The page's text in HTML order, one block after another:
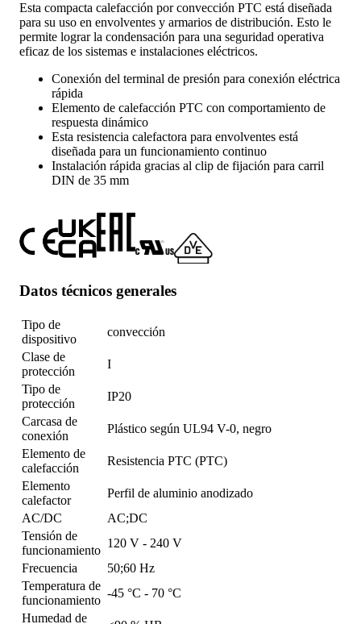
Esta compacta calefacción por convección PTC está diseñada
para su uso en envolventes y armarios de distribución. Esto le
permite lograr la condensación para una seguridad operativa
eficaz de los sistemas e instalaciones eléctricos.
Conexión del terminal de presión para conexión eléctrica
rápida
Elemento de calefacción PTC con comportamiento de
respuesta dinámico
Esta resistencia calefactora para envolventes está
diseñada para un funcionamiento continuo
Instalación rápida gracias al clip de fijación para carril
DIN de 35 mm
Datos técnicos generales
Tipo de
dispositivo
convección
Clase de
protección
I
Tipo de
protección
IP20
Carcasa de
conexión
Plástico según UL94 V-0, negro
Elemento de
calefacción
Resistencia PTC (PTC)
Elemento
calefactor
Perfil de aluminio anodizado
AC/DC
AC;DC
Tensión de
funcionamiento
120 V - 240 V
Frecuencia
50;60 Hz
Temperatura de
funcionamiento
-45 °C - 70 °C
Humedad de